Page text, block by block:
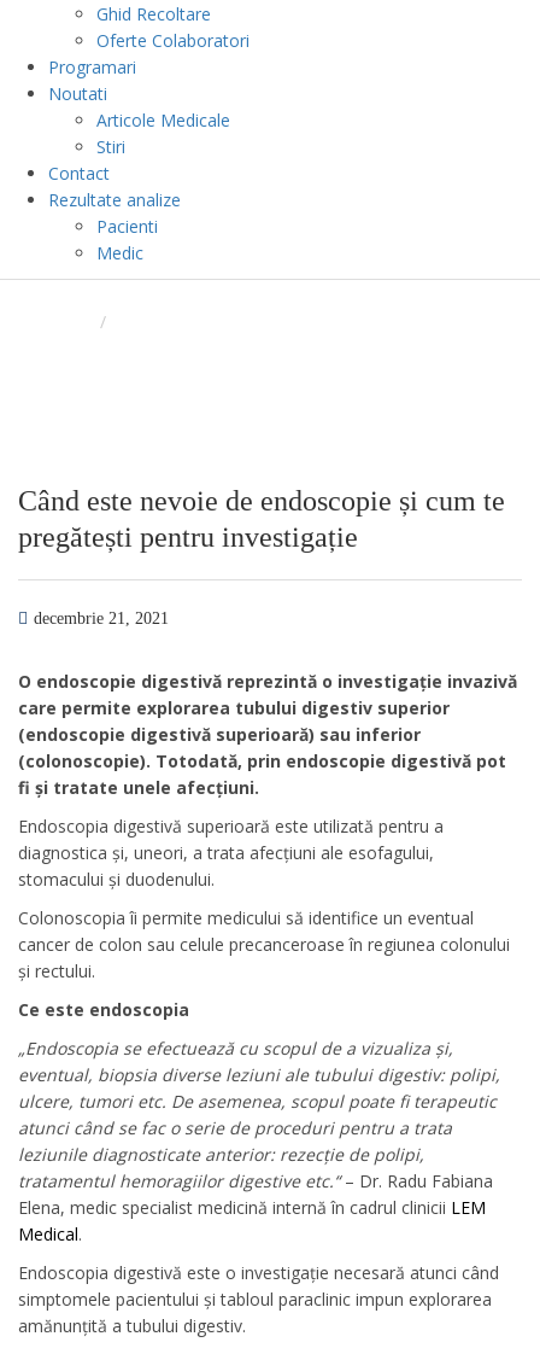
Ghid Recoltare
Oferte Colaboratori
Programari
Noutati
Articole Medicale
Stiri
Contact
Rezultate analize
Pacienti
Medic
BLOG
/
Când este nevoie de endoscopie și cum te
pregătești pentru investigație
decembrie 21, 2021
O endoscopie digestivă reprezintă o investigație invazivă
care permite explorarea tubului digestiv superior
(endoscopie digestivă superioară) sau inferior
(colonoscopie). Totodată, prin endoscopie digestivă pot
fi și tratate unele afecțiuni.
Endoscopia digestivă superioară este utilizată pentru a
diagnostica și, uneori, a trata afecțiuni ale esofagului,
stomacului și duodenului.
Colonoscopia îi permite medicului să identifice un eventual
cancer de colon sau celule precanceroase în regiunea colonului
și rectului.
Ce este endoscopia
„Endoscopia se efectuează cu scopul de a vizualiza și,
eventual, biopsia diverse leziuni ale tubului digestiv: polipi,
ulcere, tumori etc. De asemenea, scopul poate fi terapeutic
atunci când se fac o serie de proceduri pentru a trata
leziunile diagnosticate anterior: rezecție de polipi,
tratamentul hemoragiilor digestive etc.“– Dr. Radu Fabiana
Elena, medic specialist medicină internă în cadrul clinicii LEM
Medical.
Endoscopia digestivă este o investigație necesară atunci când
simptomele pacientului și tabloul paraclinic impun explorarea
amănunțită a tubului digestiv.